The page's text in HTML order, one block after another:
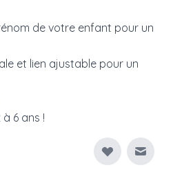
de votre enfant pour un
et lien ajustable pour un
6 ans !
Envoyer